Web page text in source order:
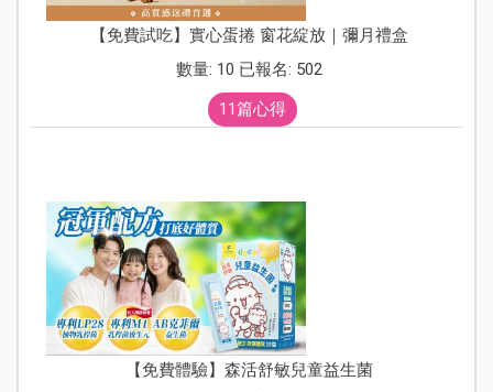
【免費試吃】實心蛋捲 窗花綻放｜彌月禮盒
數量: 10 已報名: 502
11篇心得
【免費體驗】森活舒敏兒童益生菌